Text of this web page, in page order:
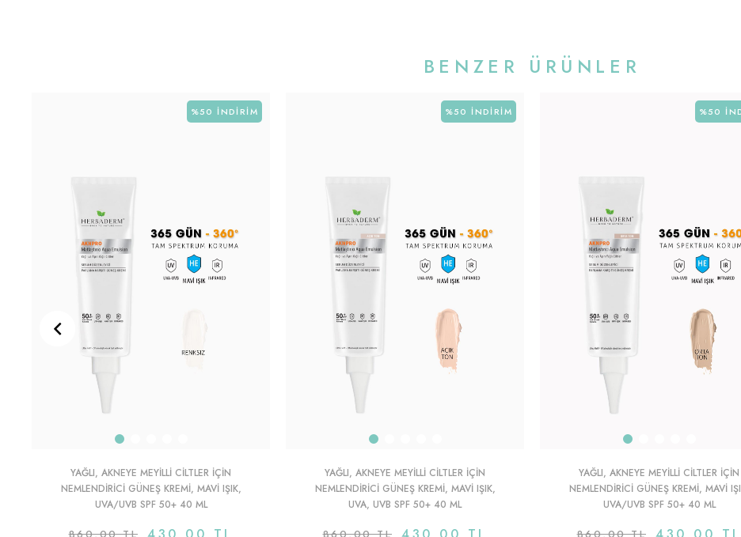
BENZER ÜRÜNLER
YAĞLI, AKNEYE MEYILLI CILTLER IÇIN
NEMLENDIRICI GÜNEŞ KREMI, MAVI IŞIK,
UVA/UVB SPF 50+ 40 ML
%50 İNDIRIM
YAĞLI, AKNEYE MEYILLI CILTLER IÇIN
NEMLENDIRICI GÜNEŞ KREMI, MAVI IŞIK,
UVA, UVB SPF 50+ 40 ML
%50 İNDIRIM
YAĞLI, AKNEYE MEYILLI CILTLER IÇIN
NEMLENDIRICI GÜNEŞ KREMI, MAVI
UVA/UVB SPF 50+ 40 ML
%50